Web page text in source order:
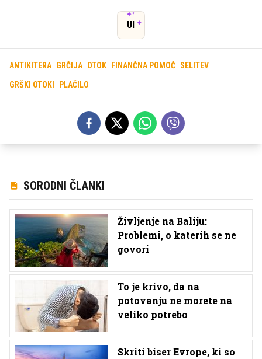
UI
ANTIKITERA GRČIJA OTOK FINANČNA POMOČ SELITEV
GRŠKI OTOKI PLAČILO
SORODNI ČLANKI
Življenje na Baliju:
Problemi, o katerih se ne
govori
To je krivo, da na
potovanju ne morete na
veliko potrebo
Skriti biser Evrope, ki so